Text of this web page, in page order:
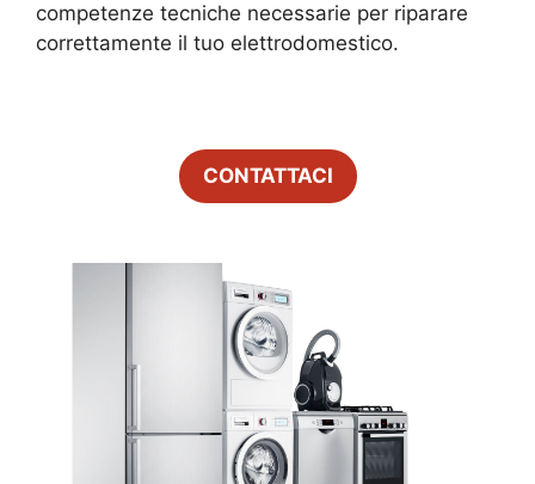
competenze tecniche necessarie per riparare
correttamente il tuo elettrodomestico.
CONTATTACI